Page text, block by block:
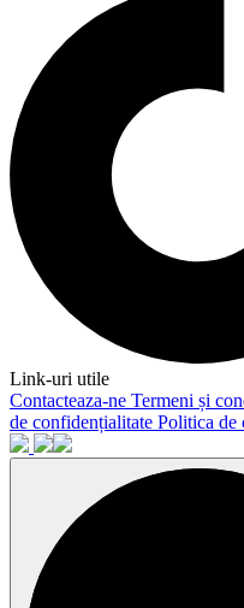
Link-uri utile
Contacteaza-ne Termeni și
de confidențialitate Politica de